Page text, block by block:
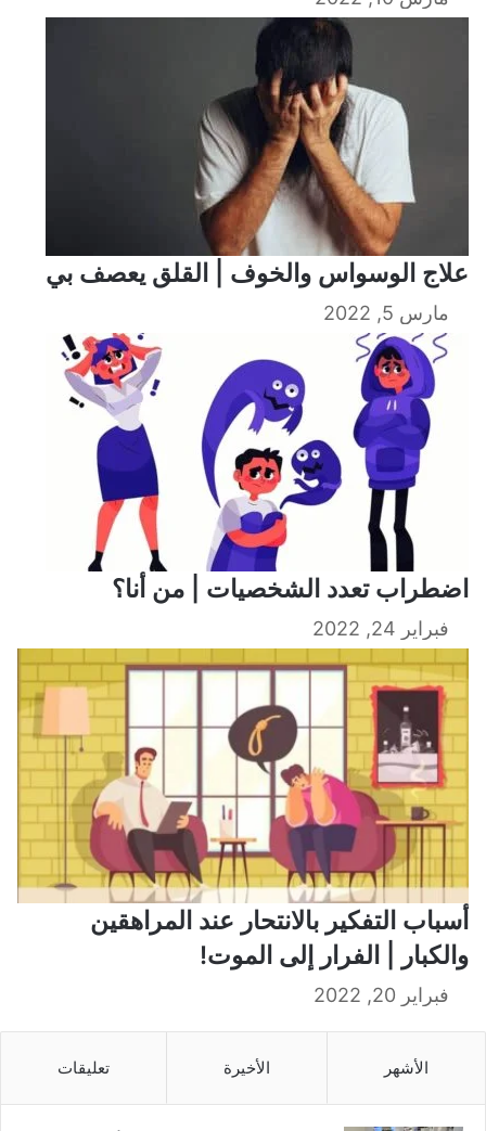
علاج الوسواس والخوف | القلق يعصف بي
مارس 5, 2022
اضطراب تعدد الشخصيات | من أنا؟
فبراير 24, 2022
أسباب التفكير بالانتحار عند المراهقين
والكبار | الفرار إلى الموت!
فبراير 20, 2022
الأشهر الأخيرة تعليقات